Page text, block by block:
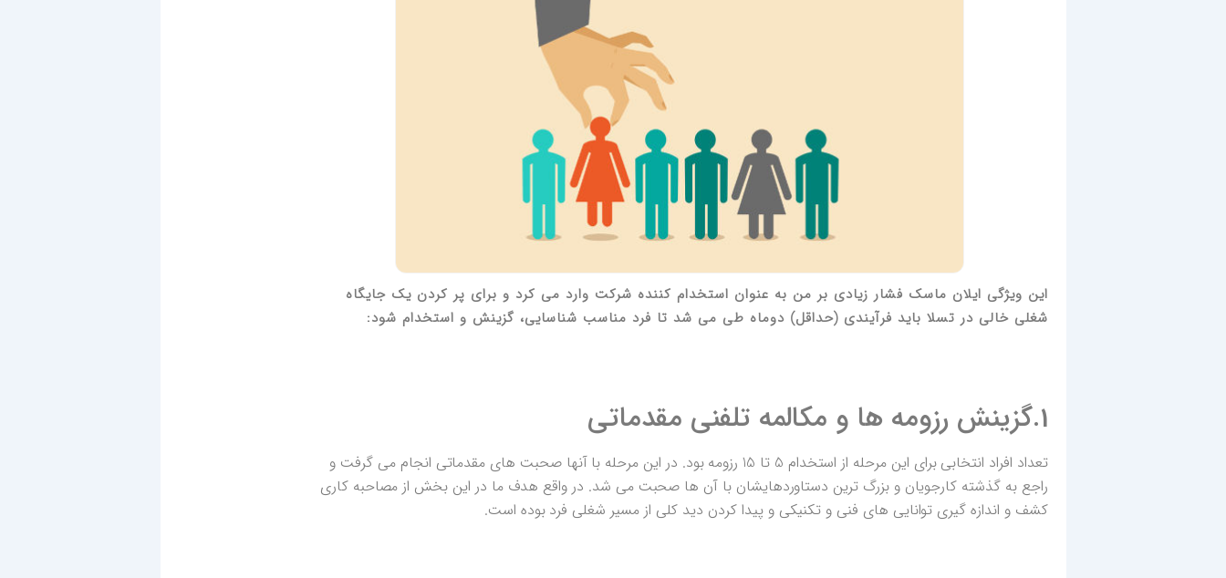
این ویژگی ایلان ماسک فشار زیادی بر من به عنوان استخدام کننده شرکت وارد می کرد و برای پر کردن یک جایگاه
شغلی خالی در تسلا باید فرآیندی (حداقل) دوماه طی می شد تا فرد مناسب شناسایی، گزینش و استخدام شود:
1.گزینش رزومه ها و مکالمه تلفنی مقدماتی
تعداد افراد انتخابی برای این مرحله از استخدام 5 تا 15 رزومه بود. در این مرحله با آنها صحبت های مقدماتی انجام می گرفت و
راجع به گذشته کارجویان و بزرگ ترین دستاوردهایشان با آن ها صحبت می شد. در واقع هدف ما در این بخش از مصاحبه کاری
کشف و اندازه گیری توانایی های فنی و تکنیکی و پیدا کردن دید کلی از مسیر شغلی فرد بوده است.